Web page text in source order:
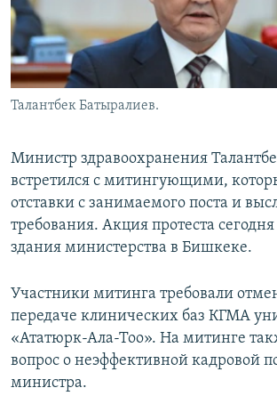
Талантбек Батыралиев.
Министр здравоохранения
встретился с митингующими,
отставки с занимаемого поста и
требования. Акция протеста
здания министерства в Бишкеке.
Участники митинга требовали
передаче клинических баз КГМА
«Ататюрк-Ала-Тоо». На митинге
вопрос о неэффективной кадровой
министра.